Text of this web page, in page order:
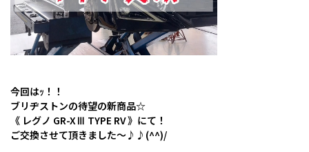
今回はｯ！！
ブリヂストンの待望の新商品☆
《 レグノ GR-XⅢ TYPE RV 》にて！
ご交換させて頂きました～♪♪(^^)/